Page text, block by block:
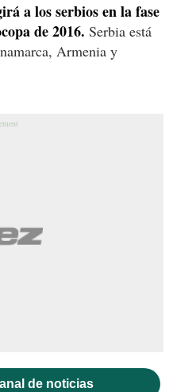
a los serbios en la fase
de 2016. Serbia está
Armenia y
de noticias